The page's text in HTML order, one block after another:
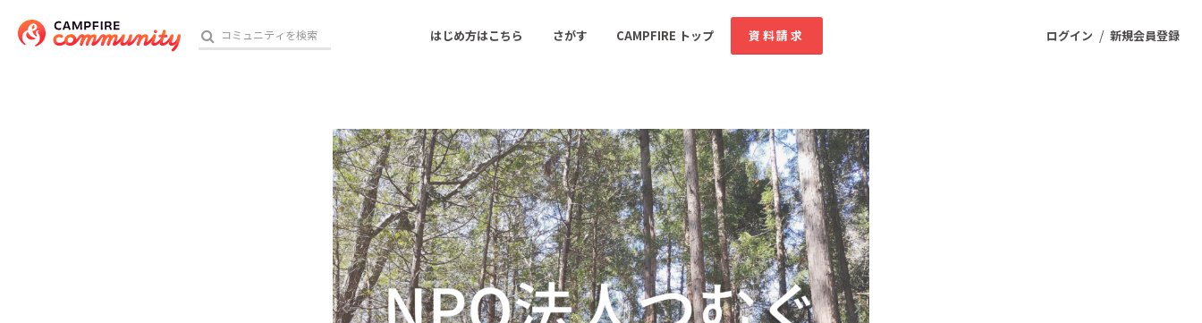
ログイン / 新規会員登録
はじめ方はこちら さがす CAMPFIRE トップ 資料請求
おすすめのコミュニティ 人気のコミュニティ 新着のコミュニティ
音楽 舞台・パフォーマンス
テクノロジー・ガジェット
ゲーム・サービス開発 フード・飲食店
書籍・雑誌出版 アニメ・漫画